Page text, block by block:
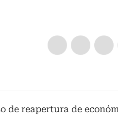
de reapertura de